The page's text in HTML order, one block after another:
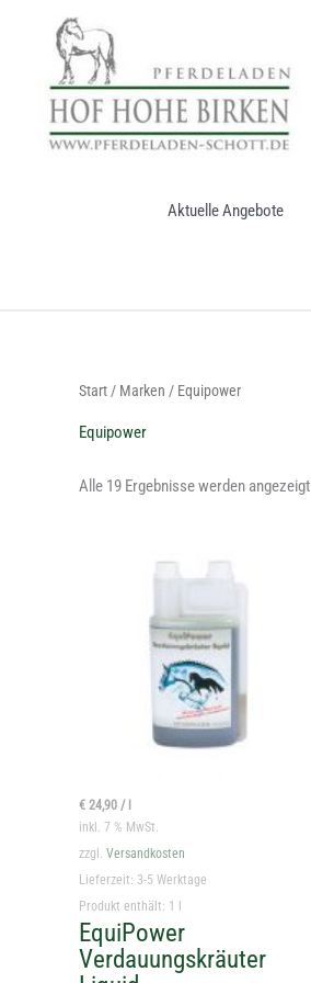
Aktuelle Angebote
Start / Marken / Equipower
Equipower
Alle 19 Ergebnisse werden angezeigt
€ 24,90 /
inkl. 7 % MwSt.
zzgl. Versandkosten
Lieferzeit: 3-5 Werktage
Produkt enthält: 1
EquiPower
Verdauungskräuter